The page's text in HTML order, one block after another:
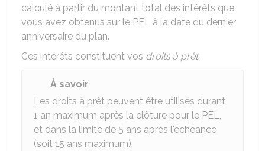
calculé à partir du montant total des intérêts que
vous avez obtenus sur le PEL à la date du dernier
anniversaire du plan.
Ces intérêts constituent vos droits à prêt.
À savoir
Les droits à prêt peuvent être utilisés durant
1 an maximum après la clôture pour le PEL,
et dans la limite de 5 ans après l'échéance
(soit 15 ans maximum).